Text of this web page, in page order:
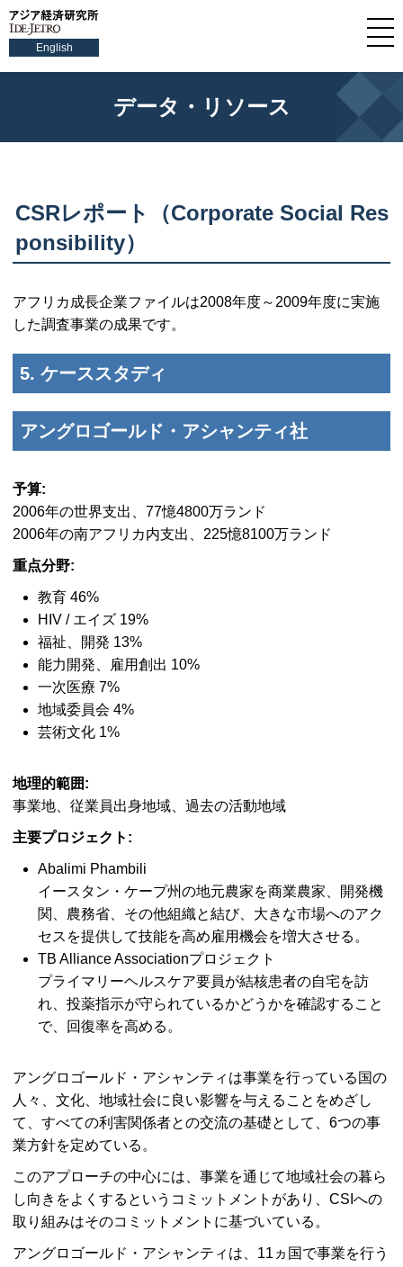
English
データ・リソース
CSRレポート（Corporate Social Res
ponsibility）
アフリカ成長企業ファイルは2008年度～2009年度に実施
した調査事業の成果です。
5. ケーススタディ
アングロゴールド・アシャンティ社
予算:
2006年の世界支出、77憶4800万ランド
2006年の南アフリカ内支出、225憶8100万ランド
重点分野:
教育 46%
HIV / エイズ 19%
福祉、開発 13%
能力開発、雇用創出 10%
一次医療 7%
地域委員会 4%
芸術文化 1%
地理的範囲:
事業地、従業員出身地域、過去の活動地域
主要プロジェクト:
Abalimi Phambili
イースタン・ケープ州の地元農家を商業農家、開発機
関、農務省、その他組織と結び、大きな市場へのアク
セスを提供して技能を高め雇用機会を増大させる。
TB Alliance Associationプロジェクト
プライマリーヘルスケア要員が結核患者の自宅を訪
れ、投薬指示が守られているかどうかを確認すること
で、回復率を高める。
アングロゴールド・アシャンティは事業を行っている国の
人々、文化、地域社会に良い影響を与えることをめざし
て、すべての利害関係者との交流の基礎として、6つの事
業方針を定めている。
このアプローチの中心には、事業を通じて地域社会の暮ら
し向きをよくするというコミットメントがあり、CSIへの
取り組みはそのコミットメントに基づいている。
アングロゴールド・アシャンティは、11ヵ国で事業を行う